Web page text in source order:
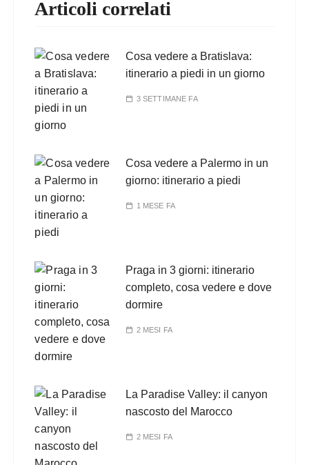
Articoli correlati
Cosa vedere a Bratislava:
itinerario a piedi in un giorno
3 SETTIMANE FA
Cosa vedere a Palermo in un
giorno: itinerario a piedi
1 MESE FA
Praga in 3 giorni: itinerario
completo, cosa vedere e dove
dormire
2 MESI FA
La Paradise Valley: il canyon
nascosto del Marocco
2 MESI FA